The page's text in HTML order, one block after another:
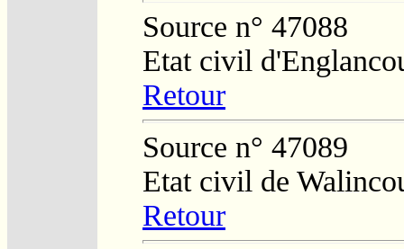
Source n° 47088
Etat civil
Retour
Source n° 47089
Etat civil de
Retour